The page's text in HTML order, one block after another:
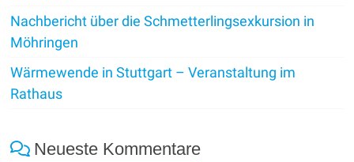
Nachbericht über die Schmetterlingsexkursion in
Möhringen
Wärmewende in Stuttgart – Veranstaltung im
Rathaus
Neueste Kommentare